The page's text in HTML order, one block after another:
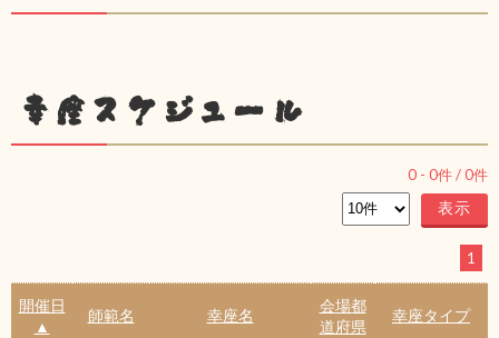
幸座スケジュール
0 - 0件 /0件
1
開催日
▲
師範名 幸座名
会場都
道府県
幸座タイプ